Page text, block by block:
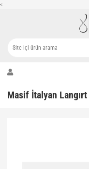
<
Masif İtalyan Langırt